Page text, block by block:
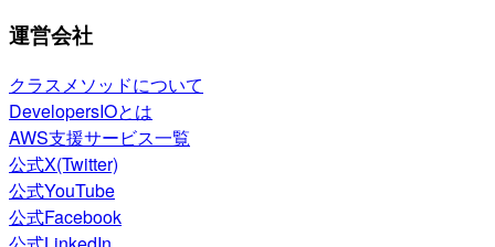
運営会社
クラスメソッドについて
DevelopersIOとは
AWS支援サービス一覧
公式X(Twitter)
公式YouTube
公式Facebook